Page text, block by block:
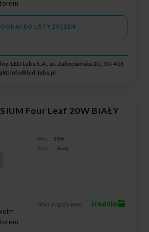
DODAJ DO LISTY ŻYCZEŃ
LED Labs S.A., ul. Zakopiańska 2C, 30-418
info@led-labs.pl
Four Leaf 20W BIAŁY
Moc:
20W
Kolor:
Biały
Stan magazynowy: średnio